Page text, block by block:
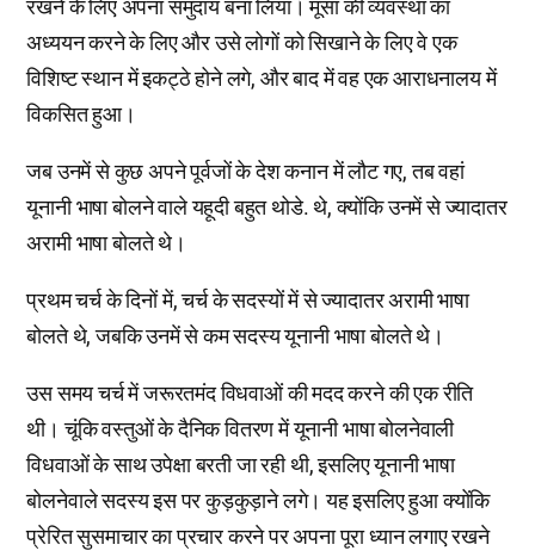
रखने के लिए अपना समुदाय बना लिया। मूसा की व्यवस्था का
अध्ययन करने के लिए और उसे लोगों को सिखाने के लिए वे एक
विशिष्ट स्थान में इकट्ठे होने लगे, और बाद में वह एक आराधनालय में
विकसित हुआ।
जब उनमें से कुछ अपने पूर्वजों के देश कनान में लौट गए, तब वहां
यूनानी भाषा बोलने वाले यहूदी बहुत थोडे. थे, क्योंकि उनमें से ज्यादातर
अरामी भाषा बोलते थे।
प्रथम चर्च के दिनों में, चर्च के सदस्यों में से ज्यादातर अरामी भाषा
बोलते थे, जबकि उनमें से कम सदस्य यूनानी भाषा बोलते थे।
उस समय चर्च में जरूरतमंद विधवाओं की मदद करने की एक रीति
थी। चूंकि वस्तुओं के दैनिक वितरण में यूनानी भाषा बोलनेवाली
विधवाओं के साथ उपेक्षा बरती जा रही थी, इसलिए यूनानी भाषा
बोलनेवाले सदस्य इस पर कुड़कुड़ाने लगे। यह इसलिए हुआ क्योंकि
प्रेरित सुसमाचार का प्रचार करने पर अपना पूरा ध्यान लगाए रखने